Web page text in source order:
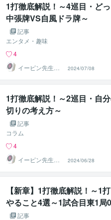
1打徹底解説！～4巡目・ど
中張牌VS自風ドラ牌～
記事
エンタメ・趣味
4
イーピン先生＠
麻雀段位検定保
持者
2024/07/08
1打徹底解説！～2巡目・自
切りの考え方～
記事
コラム
4
イーピン先生＠
麻雀段位検定保
持者
2024/06/28
【新章】1打徹底解説！～1
やること4選～1試合目東1局
記事